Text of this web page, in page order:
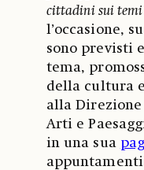
cittadini sui temi
l’occasione,
sono previsti
tema,
della cultura
alla
Arti e
in una sua